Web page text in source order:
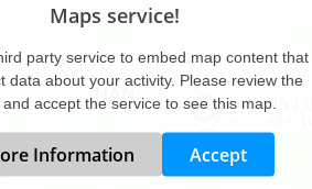
Maps service!
party service to embed map content that
data about your activity. Please review the
accept the service to see this map.
Information Accept